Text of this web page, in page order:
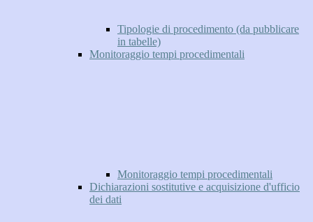
Tipologie di procedimento (da pubblicare
in tabelle)
Monitoraggio tempi procedimentali
Monitoraggio tempi procedimentali
Dichiarazioni sostitutive e acquisizione d'ufficio
dei dati